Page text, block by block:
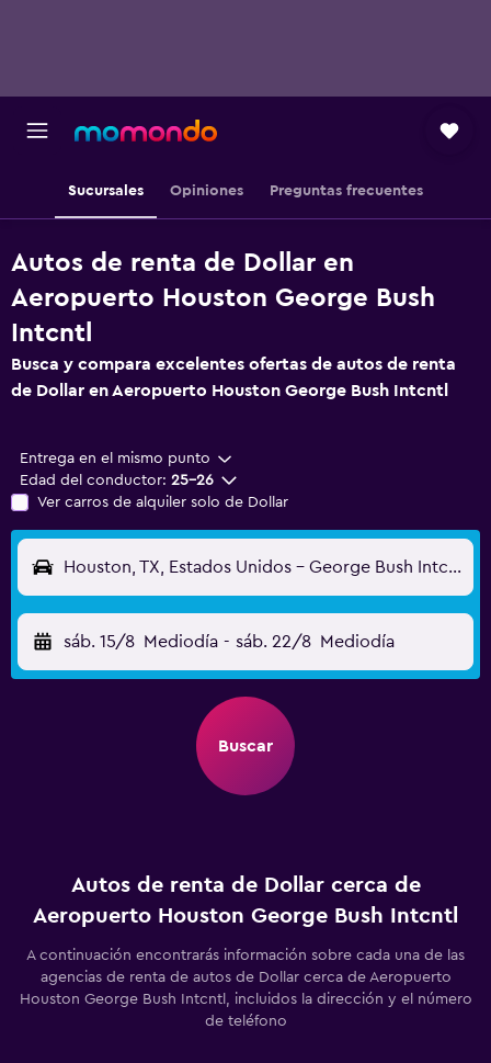
Sucursales Opiniones Preguntas frecuentes
Autos de renta de Dollar en
Aeropuerto Houston George Bush
Intcntl
Busca y compara excelentes ofertas de autos de renta
de Dollar en Aeropuerto Houston George Bush Intcntl
Entrega en el mismo punto
Edad del conductor: 25-26
Ver carros de alquiler solo de Dollar
Houston, TX, Estados Unidos - George Bush Intcntl (IAH)
sáb. 15/8 Mediodía - sáb. 22/8 Mediodía
Buscar
Autos de renta de Dollar cerca de
Aeropuerto Houston George Bush Intcntl
A continuación encontrarás información sobre cada una de las
agencias de renta de autos de Dollar cerca de Aeropuerto
Houston George Bush Intcntl, incluidos la dirección y el número
de teléfono